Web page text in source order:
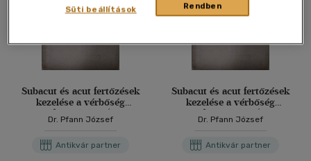
Subacut és acut fertőzések
kezelése a vérbőség
fokozásával (
Különlenyomat )
Dr. Pfann József
Antikvár partner
Subacut és acut fertőzések
kezelése a vérbőség
fokozásával (
Különlenyomat )
Dr. Pfann József
Antikvár partner
Rendben
Süti beállítások